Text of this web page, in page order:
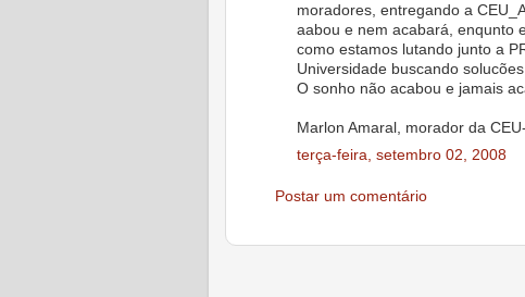
moradores, entregando a
aabou e nem acabará, enqunto
como estamos lutando junto a
Universidade buscando
O sonho não acabou e jamais
Marlon Amaral, morador da
terça-feira, setembro 02, 2008
Postar um comentário